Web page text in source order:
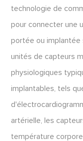
technologie de
pour connecter une
portée ou implantée
unités de capteurs
physiologiques
implantables, tels
artérielle, les
température